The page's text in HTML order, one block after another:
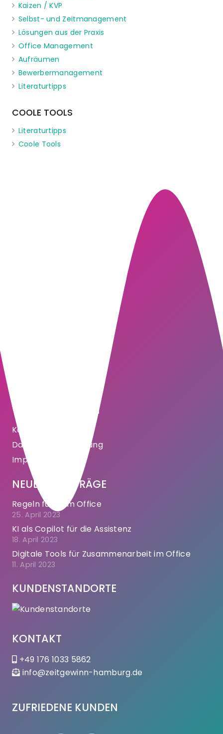
Kaizen / KVP
Selbst- und Zeitmanagement
Lösungen aus der Praxis
Office Management
Aufräumen
Bewerbermanagement
Literaturtipps
COOLE TOOLS
Literaturtipps
Coole Tools
WICHTIGE SEITEN
Kontakt
Datenschutzerklärung
Impressum
NEUESTE BEITRÄGE
Regeln für KI im Office
25. April 2023
KI als Copilot für die Assistenz
18. April 2023
Digitale Tools für Zusammenarbeit im Office
11. April 2023
KUNDENSTANDORTE
KONTAKT
+49 176 1033 5862
info@zeitgewinn-hamburg.de
ZUFRIEDENE KUNDEN